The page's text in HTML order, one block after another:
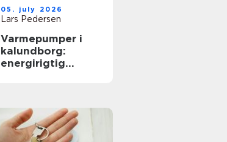
05. july 2026
Lars Pedersen
Varmepumper i
kalundborg:
energirigtig